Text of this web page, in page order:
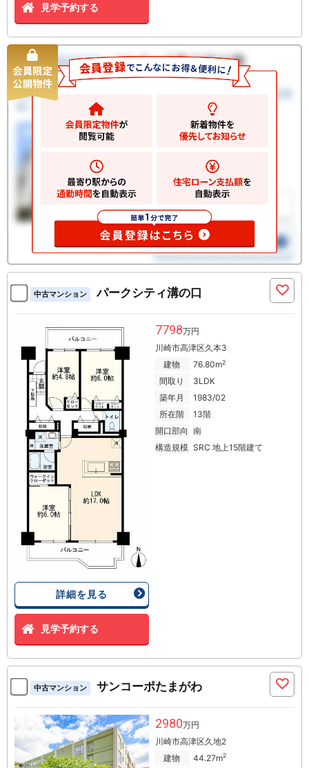
見学予約する
中古マンション パークシティ溝の口
詳細を見る
見学予約する
7798万円
川崎市高津区久本3
建物
76.80m2
間取り
3LDK
築年月
1983/02
所在階
13階
開口部向 南
構造規模 SRC 地上15階建て
中古マンション サンコーポたまがわ
2980万円
川崎市高津区久地2
建物
44.27m2